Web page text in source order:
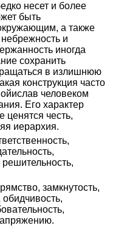
несет и более
быть
а также
и
иногда
сохранить
в излишнюю
конструкция часто
человеком
Его характер
ценятся честь,
иерархия.
замкнутость,
обидчивость,